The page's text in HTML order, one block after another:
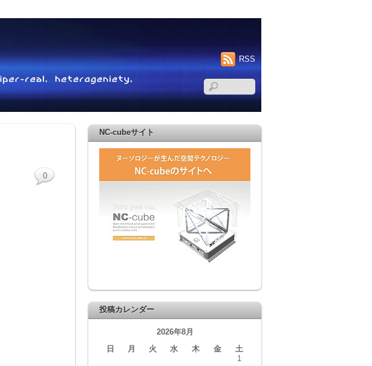
RSS
0
NC-cubeサイト
投稿カレンダー
2026年8月
日
月 火 水 木 金
土
1